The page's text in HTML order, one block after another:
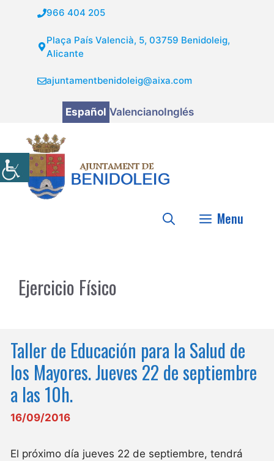
contenido
966 404 205
Plaça País Valencià, 5, 03759 Benidoleig,
Alicante
ajuntamentbenidoleig@aixa.com
Español ValencianoInglés
Menu
Ejercicio Físico
Taller de Educación para la Salud de
los Mayores. Jueves 22 de septiembre
a las 10h.
16/09/2016
El próximo día jueves 22 de septiembre, tendrá